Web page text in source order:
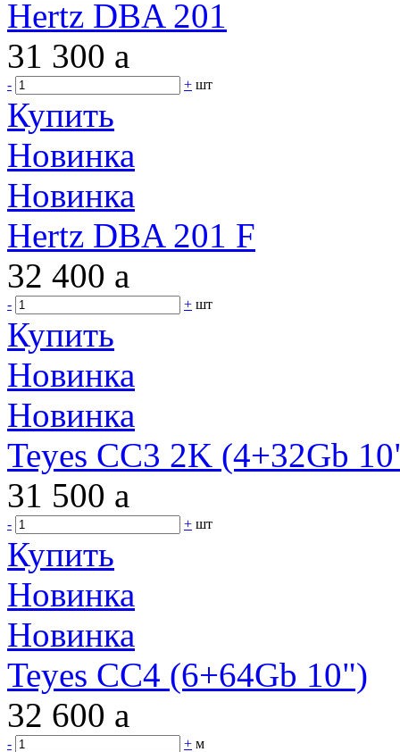
Hertz DBA 201
31 300 a
- + шт
Купить
Новинка
Новинка
Hertz DBA 201 F
32 400 a
- + шт
Купить
Новинка
Новинка
Teyes CC3 2K (4+32Gb
31 500 a
- + шт
Купить
Новинка
Новинка
Teyes CC4 (6+64Gb 10")
32 600 a
- + м